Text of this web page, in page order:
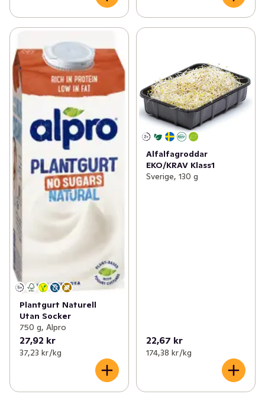
Plantgurt Naturell
Utan Socker
750 g, Alpro
27,92 kr
37,23 kr /kg
Alfalfagroddar
EKO/KRAV Klass1
Sverige, 130 g
22,67 kr
174,38 kr /kg